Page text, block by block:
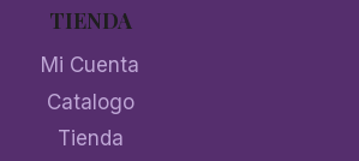
TIENDA
Mi Cuenta
Catalogo
Tienda